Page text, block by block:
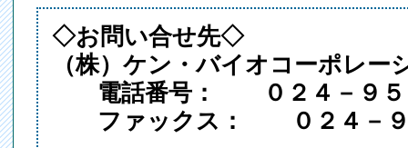
◇お問い合せ先◇
（株）ケン・バイオコーポレー
電話番号： ０２４－９５
ファックス： ０２４－９